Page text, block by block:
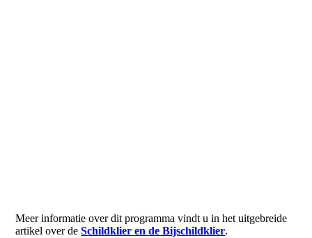
Meer informatie over dit programma vindt u in het uitgebreide
artikel over deSchildklier en de Bijschildklier.